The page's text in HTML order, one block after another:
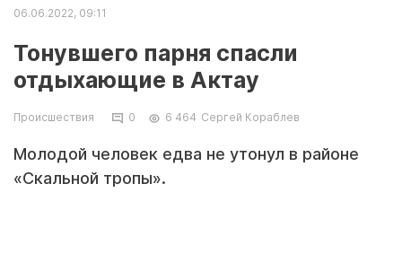
06.06.2022, 09:11
Тонувшего парня спасли
отдыхающие в Актау
Происшествия 0 6 464 Сергей Кораблев
Молодой человек едва не утонул в районе
«Скальной тропы».